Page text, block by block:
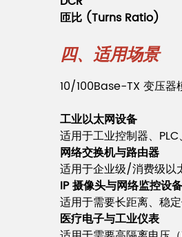
匝比 (Turns Ratio)
四、适用场景
10/100Base-TX 变压器
工业以太网设备
适用于工业控制器、
网络交换机与路由器
适用于企业级/消费级以
IP 摄像头与网络监控设备
适用于需要长距离、稳
医疗电子与工业仪表